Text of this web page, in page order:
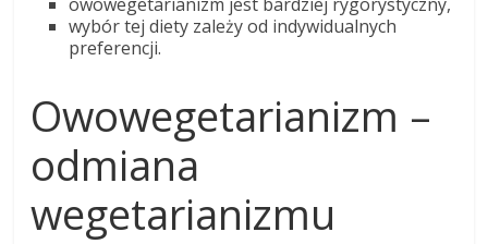
owowegetarianizm jest bardziej rygorystyczny,
wybór tej diety zależy od indywidualnych
preferencji.
Owowegetarianizm –
odmiana
wegetarianizmu